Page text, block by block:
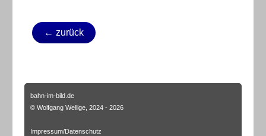
← zurück
bahn-im-bild.de
© Wolfgang Wellige, 2024 - 2026
Impressum/Datenschutz